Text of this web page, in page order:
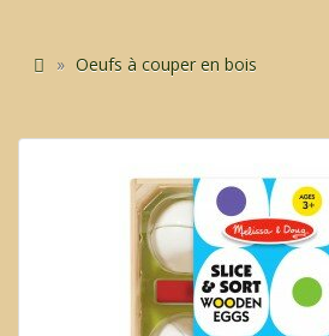
Oeufs à couper en bois